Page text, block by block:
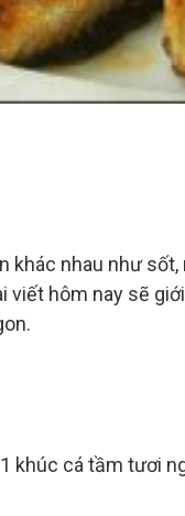
nhau như sốt,
viết hôm nay sẽ
khúc cá tầm tươi